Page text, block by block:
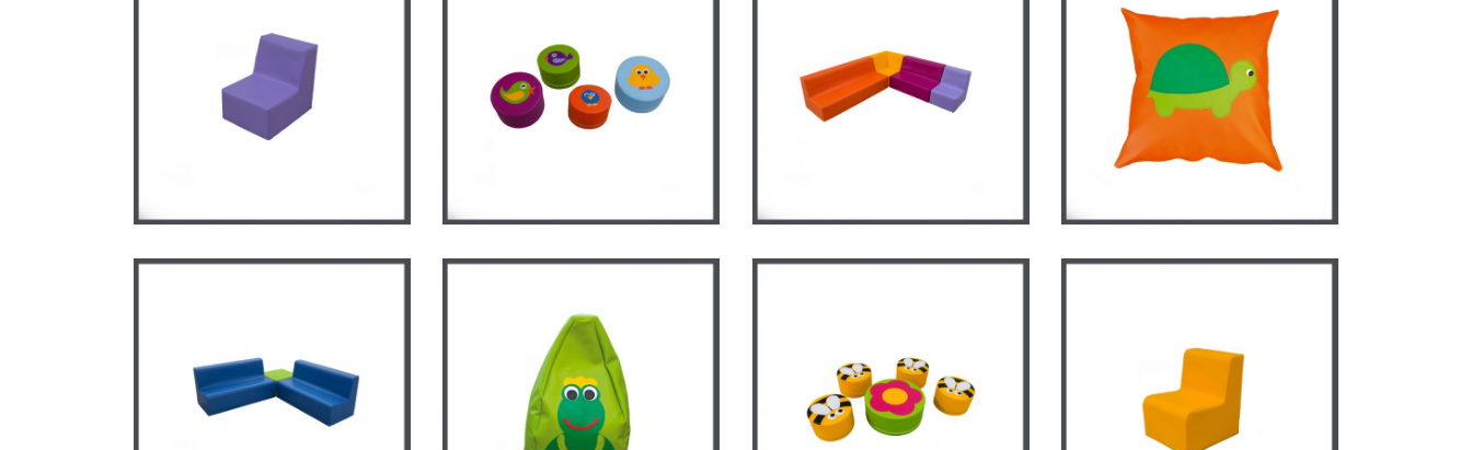
Canapé individuel
MOBILIER EN MOUSSE
Ensemble poufs oiseaux
CRÈCHE/MOBILIER EN MOUSSE
CRÈCHE /MOBILIER EN MOUSSE
Coussin carré tortue
MATERNELLE/MOBILIER EN
MOUSSE
Ensemble de canapés
MOUSSE
Pouf grenouille
MATERNELLE/
MOBILIER EN
Table fleur avec poufs
/MOBILIER EN